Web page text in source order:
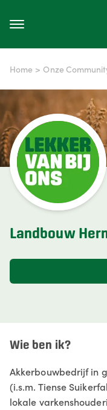
Home > Onze
Landbouw
Wie ben ik?
Akkerbouwbedrijf in
(i.s.m. Tiense
lokale